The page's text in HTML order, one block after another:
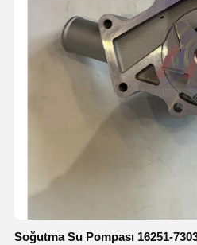
Soğutma Su Pompası 16251-